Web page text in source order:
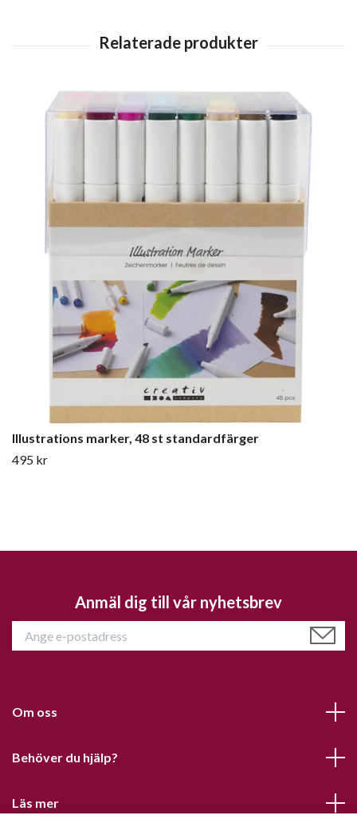
Illustrations marker, 48 st standardfärger
495 kr
Anmäl dig till vår nyhetsbrev
Om oss
Behöver du hjälp?
Läs mer